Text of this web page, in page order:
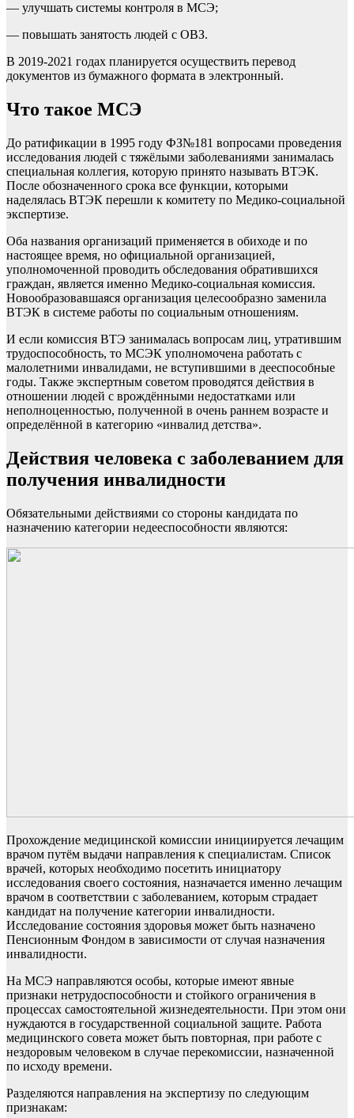
— улучшать системы контроля в МСЭ;
— повышать занятость людей с ОВЗ.
В 2019-2021 годах планируется осуществить перевод
документов из бумажного формата в электронный.
Что такое МСЭ
До ратификации в 1995 году ФЗ№181 вопросами проведения
исследования людей с тяжёлыми заболеваниями занималась
специальная коллегия, которую принято называть ВТЭК.
После обозначенного срока все функции, которыми
наделялась ВТЭК перешли к комитету по Медико-социальной
экспертизе.
Оба названия организаций применяется в обиходе и по
настоящее время, но официальной организацией,
уполномоченной проводить обследования обратившихся
граждан, является именно Медико-социальная комиссия.
Новообразовавшаяся организация целесообразно заменила
ВТЭК в системе работы по социальным отношениям.
И если комиссия ВТЭ занималась вопросам лиц, утратившим
трудоспособность, то МСЭК уполномочена работать с
малолетними инвалидами, не вступившими в дееспособные
годы. Также экспертным советом проводятся действия в
отношении людей с врождёнными недостатками или
неполноценностью, полученной в очень раннем возрасте и
определённой в категорию «инвалид детства».
Действия человека с заболеванием для
получения инвалидности
Обязательными действиями со стороны кандидата по
назначению категории недееспособности являются:
Прохождение медицинской комиссии инициируется лечащим
врачом путём выдачи направления к специалистам. Список
врачей, которых необходимо посетить инициатору
исследования своего состояния, назначается именно лечащим
врачом в соответствии с заболеванием, которым страдает
кандидат на получение категории инвалидности.
Исследование состояния здоровья может быть назначено
Пенсионным Фондом в зависимости от случая назначения
инвалидности.
На МСЭ направляются особы, которые имеют явные
признаки нетрудоспособности и стойкого ограничения в
процессах самостоятельной жизнедеятельности. При этом они
нуждаются в государственной социальной защите. Работа
медицинского совета может быть повторная, при работе с
нездоровым человеком в случае перекомиссии, назначенной
по исходу времени.
Разделяются направления на экспертизу по следующим
признакам: